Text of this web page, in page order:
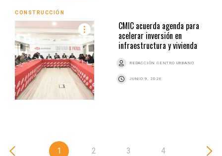
CONSTRUCCIÓN
CMIC acuerda agenda para
acelerar inversión en
infraestructura y vivienda
REDACCIÓN CENTRO URBANO
JUNIO 9, 2026
1 2 3 4